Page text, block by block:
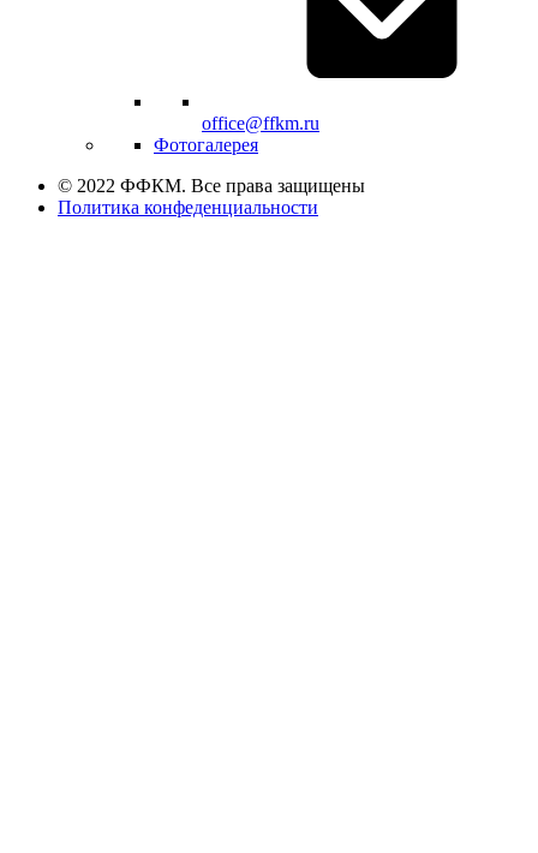
office@ffkm.ru
Фотогалерея
© 2022 ФФКМ. Все права защищены
Политика конфеденциальности